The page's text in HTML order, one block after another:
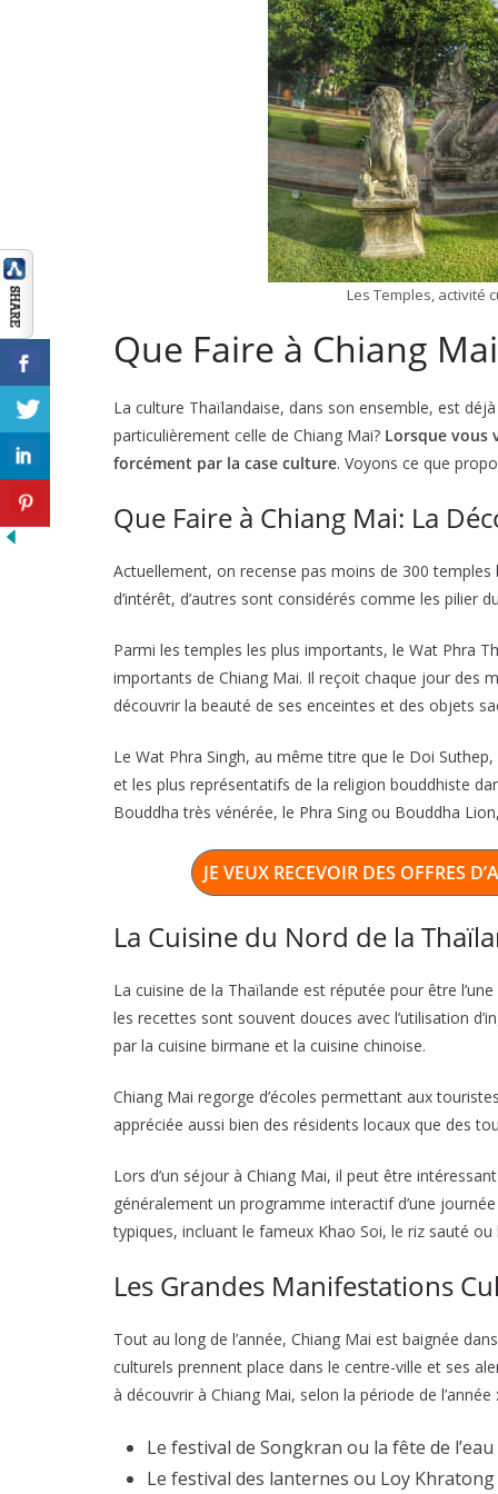
Les Temples, activité
Que Faire à Chiang
La culture Thaïlandaise, dans son ensemble, est
particulièrement celle de Chiang Mai? Lorsque vous
forcément par la case culture. Voyons ce que
Que Faire à Chiang Mai: La
Actuellement, on recense pas moins de 300
d’intérêt, d’autres sont considérés comme les pilier
Parmi les temples les plus importants, le Wat Phra
importants de Chiang Mai. Il reçoit chaque jour des
découvrir la beauté de ses enceintes et des objets
Le Wat Phra Singh, au même titre que le Doi
et les plus représentatifs de la religion bouddhiste
Bouddha très vénérée, le Phra Sing ou Bouddha
JE VEUX RECEVOIR DES OFFRES
La Cuisine du Nord de la
La cuisine de la Thaïlande est réputée pour être
les recettes sont souvent douces avec l’utilisation
par la cuisine birmane et la cuisine chinoise.
Chiang Mai regorge d’écoles permettant aux
appréciée aussi bien des résidents locaux que des
Lors d’un séjour à Chiang Mai, il peut être
généralement un programme interactif d’une
typiques, incluant le fameux Khao Soi, le riz sauté
Les Grandes Manifestations
Tout au long de l’année, Chiang Mai est baignée
culturels prennent place dans le centre-ville et ses
à découvrir à Chiang Mai, selon la période de l’année :
Le festival de Songkran ou la fête de
Le festival des lanternes ou Loy